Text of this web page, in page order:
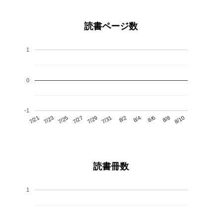
読書ページ数
7/21 7/23 7/25 7/27 7/29 7/31 8/2 8/4 8/6 8/8 8/10
-1
0
1
読書冊数
1